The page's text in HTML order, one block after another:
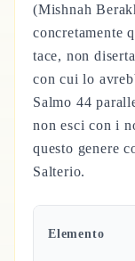
(Mishnah
concretamente
tace, non
con cui lo
Salmo 44
non esci con i
questo genere
Salterio.
Elemento